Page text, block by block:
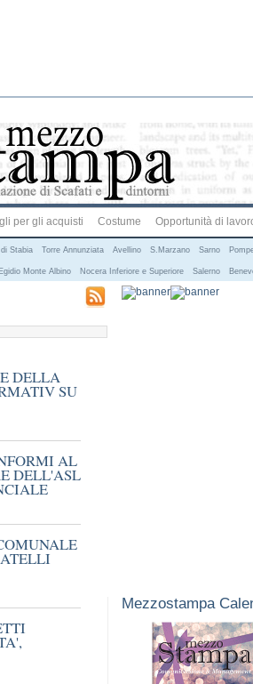
per gli acquisti Costume Opportunità di
Stabia Torre Annunziata Avellino S.Marzano Sarno
Monte Albino Nocera Inferiore e Superiore Salerno
Mezzostampa
DELLA
SU
AL
DELL'ASL